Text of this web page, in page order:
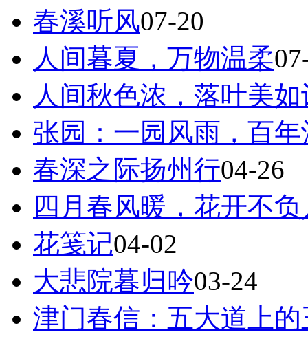
春溪听风07-20
人间暮夏，万物温柔
人间秋色浓，落叶美如
张园：一园风雨，百年
春深之际扬州行04-26
四月春风暖，花开不负
花笺记04-02
大悲院暮归吟03-24
津门春信：五大道上